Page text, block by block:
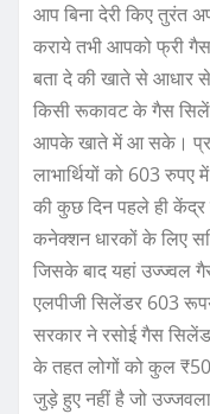
आप बिना देरी किए तुरंत
कराये तभी आपको फ्री
बता दे की खाते से आधार
किसी रूकावट के गैस
आपके खाते में आ सके।
लाभार्थियों को 603 रुपए
की कुछ दिन पहले ही केंद्र
कनेक्शन धारकों के लिए
जिसके बाद यहां उज्ज्वल
एलपीजी सिलेंडर 603
सरकार ने रसोई गैस
के तहत लोगों को कुल
जुड़े हुए नहीं है जो